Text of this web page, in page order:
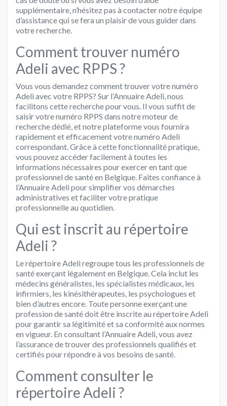
supplémentaire, n’hésitez pas à contacter notre équipe
d’assistance qui se fera un plaisir de vous guider dans
votre recherche.
Comment trouver numéro
Adeli avec RPPS ?
Vous vous demandez comment trouver votre numéro
Adeli avec votre RPPS? Sur l’Annuaire Adeli, nous
facilitons cette recherche pour vous. Il vous suffit de
saisir votre numéro RPPS dans notre moteur de
recherche dédié, et notre plateforme vous fournira
rapidement et efficacement votre numéro Adeli
correspondant. Grâce à cette fonctionnalité pratique,
vous pouvez accéder facilement à toutes les
informations nécessaires pour exercer en tant que
professionnel de santé en Belgique. Faites confiance à
l’Annuaire Adeli pour simplifier vos démarches
administratives et faciliter votre pratique
professionnelle au quotidien.
Qui est inscrit au répertoire
Adeli ?
Le répertoire Adeli regroupe tous les professionnels de
santé exerçant légalement en Belgique. Cela inclut les
médecins généralistes, les spécialistes médicaux, les
infirmiers, les kinésithérapeutes, les psychologues et
bien d’autres encore. Toute personne exerçant une
profession de santé doit être inscrite au répertoire Adeli
pour garantir sa légitimité et sa conformité aux normes
en vigueur. En consultant l’Annuaire Adeli, vous avez
l’assurance de trouver des professionnels qualifiés et
certifiés pour répondre à vos besoins de santé.
Comment consulter le
répertoire Adeli ?